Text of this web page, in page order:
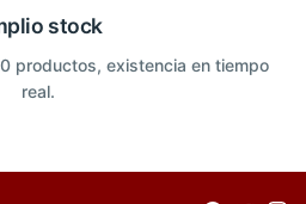
stock
productos, existencia en tiempo
real.